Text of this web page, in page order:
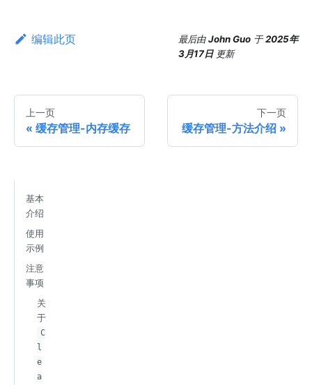
编辑此页 最后由John Guo 于2025年
3月17日 更新
上一页
缓存管理-内存缓存
下一页
缓存管理-方法介绍
基本
介绍
使用
示例
注意
事项
关
于
C
l
e
a